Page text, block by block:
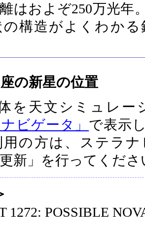
はおよぞ250万光年
の構造がよくわか
の新星の位置
を天文シミュレー
ビゲータ」 で表示
の方は、ステラ
更新」を行ってくださ
1272: POSSIBLE